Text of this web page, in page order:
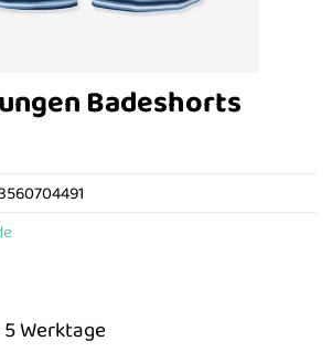
Badeshorts
Werktage